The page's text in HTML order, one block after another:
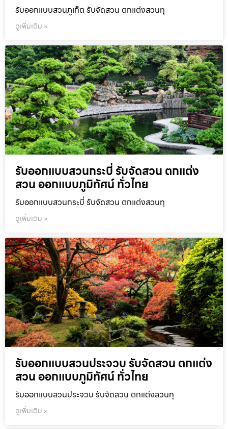
รับออกแบบสวนภูเก็ต รับจัดสวน ตกแต่งสวนทุ
ดูเพิ่มเติม »
รับออกแบบสวนกระบี่ รับจัดสวน ตกแต่ง
สวน ออกแบบภูมิทัศน์ ทั่วไทย
รับออกแบบสวนกระบี่ รับจัดสวน ตกแต่งสวนทุ
ดูเพิ่มเติม »
รับออกแบบสวนประจวบ รับจัดสวน ตกแต่ง
สวน ออกแบบภูมิทัศน์ ทั่วไทย
รับออกแบบสวนประจวบ รับจัดสวน ตกแต่งสวนทุ
ดูเพิ่มเติม »